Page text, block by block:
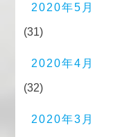
2020年5月
(31)
2020年4月
(32)
2020年3月